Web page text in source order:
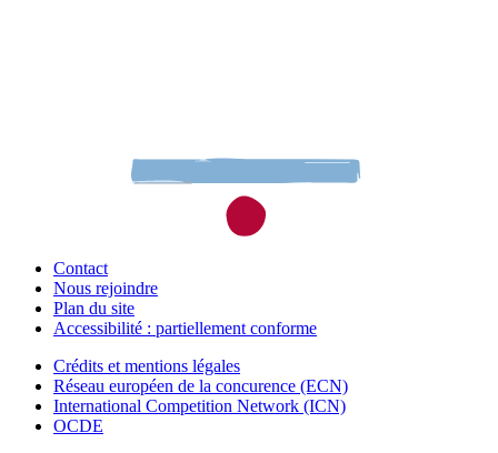
Contact
Nous rejoindre
Plan du site
Accessibilité : partiellement conforme
Crédits et mentions légales
Réseau européen de la concurence (ECN)
International Competition Network (ICN)
OCDE